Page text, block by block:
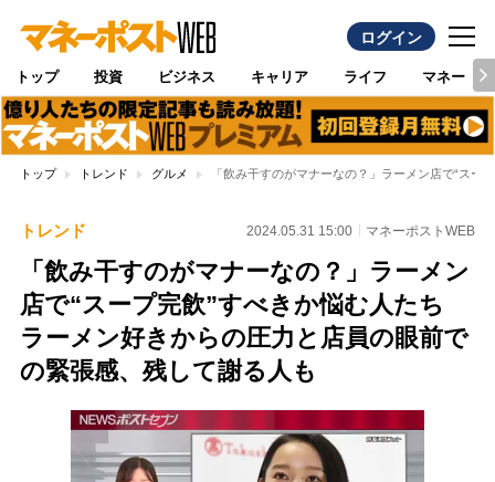
ログイン
トップ 投資 ビジネス キャリア ライフ マネー
トップ トレンド グルメ 「飲み干すのがマナーなの？」ラーメン店で“ス
トレンド 2024.05.31 15:00 マネーポストWEB
「飲み干すのがマナーなの？」ラーメン
店で“スープ完飲”すべきか悩む人たち
ラーメン好きからの圧力と店員の眼前で
の緊張感、残して謝る人も